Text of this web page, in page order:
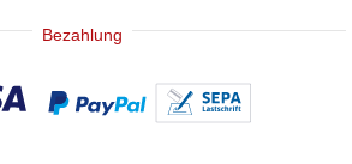
Bezahlung